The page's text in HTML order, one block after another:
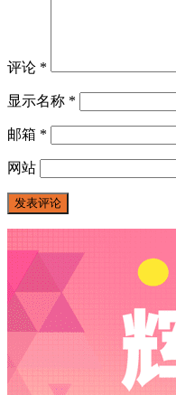
评论 *
显示名称 *
邮箱 *
网站